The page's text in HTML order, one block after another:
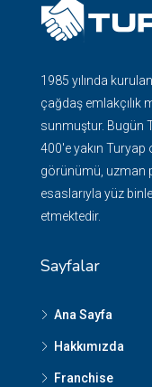
1985 yılında
çağdaş emlakçılık
sunmuştur. Bugün
400'e yakın
görünümü, uzman
esaslarıyla yüz
etmektedir.
Sayfalar
Ana Sayfa
Hakkımızda
Franchise